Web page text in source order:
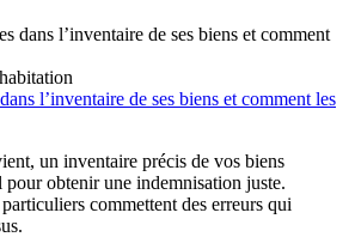
l’inventaire de ses biens et comment les
un inventaire précis de vos biens
pour obtenir une indemnisation juste.
commettent des erreurs qui